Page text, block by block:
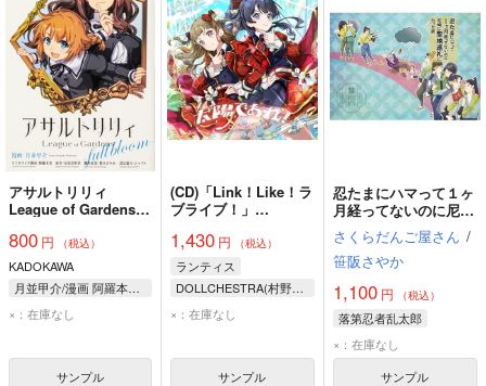
アサルトリリィ
League of Gardens－
800 円 （税込）
KADOKAWA
月並甲介/漫画 阿羅本景/コミカライズ構成 尾花沢軒栄/原作 桜木さやか/脚本原案 シャフト/設定協力
×：在庫なし
サンプル
(CD)「Link！Like！ラ
ブライブ！」
シングル「太陽であ
れ！」
1,430 円 （税込）
ランティス
DOLLCHESTRA(村野さやか、徒町小鈴(CV:野中ここな、葉山風花))
×：在庫なし
サンプル
忍たまにハマって１ヶ
月経ってないのに尼崎
に聖地巡礼に行った話
さくらだんご屋さん /
笹阪さやか
1,100円 （税込）
落第忍者乱太郎
×：在庫なし
サンプル